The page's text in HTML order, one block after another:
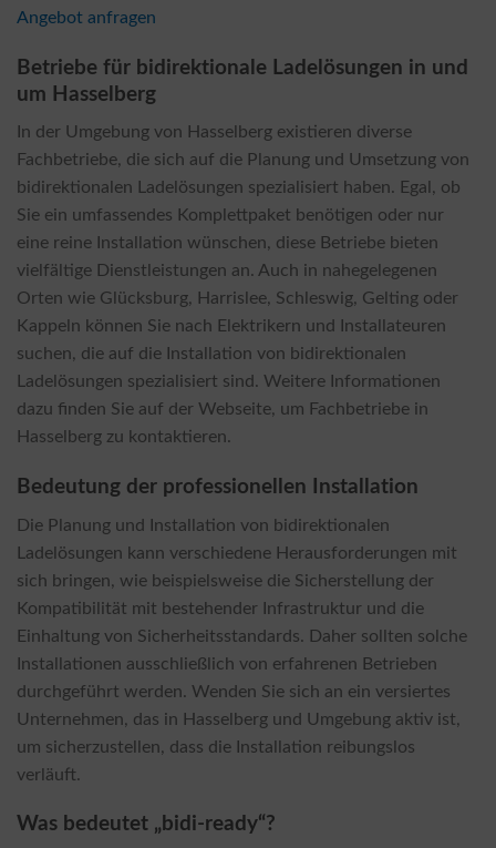
Angebot anfragen
Betriebe für bidirektionale Ladelösungen in und
um Hasselberg
In der Umgebung von Hasselberg existieren diverse
Fachbetriebe, die sich auf die Planung und Umsetzung von
bidirektionalen Ladelösungen spezialisiert haben. Egal, ob
Sie ein umfassendes Komplettpaket benötigen oder nur
eine reine Installation wünschen, diese Betriebe bieten
vielfältige Dienstleistungen an. Auch in nahegelegenen
Orten wie Glücksburg, Harrislee, Schleswig, Gelting oder
Kappeln können Sie nach Elektrikern und Installateuren
suchen, die auf die Installation von bidirektionalen
Ladelösungen spezialisiert sind. Weitere Informationen
dazu finden Sie auf der Webseite, um Fachbetriebe in
Hasselberg zu kontaktieren.
Bedeutung der professionellen Installation
Die Planung und Installation von bidirektionalen
Ladelösungen kann verschiedene Herausforderungen mit
sich bringen, wie beispielsweise die Sicherstellung der
Kompatibilität mit bestehender Infrastruktur und die
Einhaltung von Sicherheitsstandards. Daher sollten solche
Installationen ausschließlich von erfahrenen Betrieben
durchgeführt werden. Wenden Sie sich an ein versiertes
Unternehmen, das in Hasselberg und Umgebung aktiv ist,
um sicherzustellen, dass die Installation reibungslos
verläuft.
Was bedeutet „bidi-ready“?